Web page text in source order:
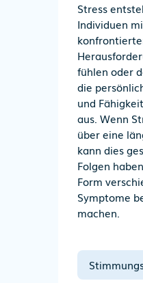
Stress
Individuen
fühlen oder
die
und
aus. Wenn
über eine
kann dies
Folgen
Form
Symptome
machen.